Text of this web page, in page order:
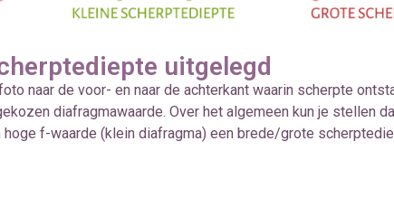
uitgelegd
naar de voor- en naar de achterkant waarin scherpte
diafragmawaarde. Over het algemeen kun je stellen
f-waarde (klein diafragma) een brede/grote